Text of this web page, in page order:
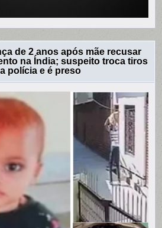
de 2 anos após mãe recusar
na Índia; suspeito troca tiros
polícia e é preso